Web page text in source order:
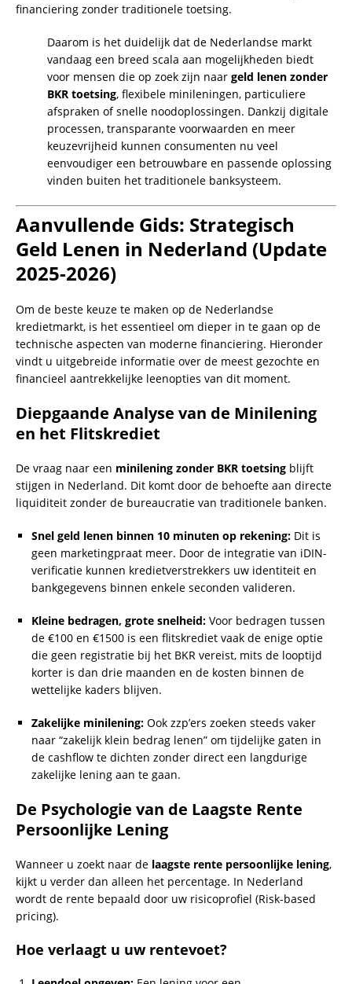
financiering zonder traditionele toetsing.
Daarom is het duidelijk dat de Nederlandse markt
vandaag een breed scala aan mogelijkheden biedt
voor mensen die op zoek zijn naar geld lenen zonder
BKR toetsing, flexibele minileningen, particuliere
afspraken of snelle noodoplossingen. Dankzij digitale
processen, transparante voorwaarden en meer
keuzevrijheid kunnen consumenten nu veel
eenvoudiger een betrouwbare en passende oplossing
vinden buiten het traditionele banksysteem.
Aanvullende Gids: Strategisch
Geld Lenen in Nederland (Update
2025-2026)
Om de beste keuze te maken op de Nederlandse
kredietmarkt, is het essentieel om dieper in te gaan op de
technische aspecten van moderne financiering. Hieronder
vindt u uitgebreide informatie over de meest gezochte en
financieel aantrekkelijke leenopties van dit moment.
Diepgaande Analyse van de Minilening
en het Flitskrediet
De vraag naar een minilening zonder BKR toetsing blijft
stijgen in Nederland. Dit komt door de behoefte aan directe
liquiditeit zonder de bureaucratie van traditionele banken.
Snel geld lenen binnen 10 minuten op rekening: Dit is
geen marketingpraat meer. Door de integratie van iDIN-
verificatie kunnen kredietverstrekkers uw identiteit en
bankgegevens binnen enkele seconden valideren.
Kleine bedragen, grote snelheid: Voor bedragen tussen
de €100 en €1500 is een flitskrediet vaak de enige optie
die geen registratie bij het BKR vereist, mits de looptijd
korter is dan drie maanden en de kosten binnen de
wettelijke kaders blijven.
Zakelijke minilening: Ook zzp’ers zoeken steeds vaker
naar “zakelijk klein bedrag lenen” om tijdelijke gaten in
de cashflow te dichten zonder direct een langdurige
zakelijke lening aan te gaan.
De Psychologie van de Laagste Rente
Persoonlijke Lening
Wanneer u zoekt naar de laagste rente persoonlijke lening,
kijkt u verder dan alleen het percentage. In Nederland
wordt de rente bepaald door uw risicoprofiel (Risk-based
pricing).
Hoe verlaagt u uw rentevoet?